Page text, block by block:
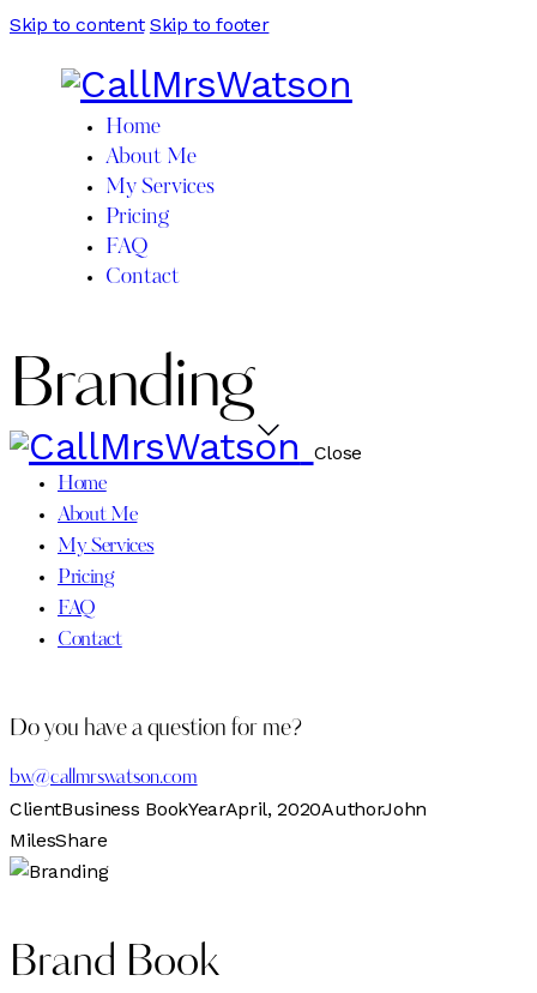
Skip to content Skip to footer
Home
About Me
My Services
Pricing
FAQ
Contact
Branding
Close
Home
About Me
My Services
Pricing
FAQ
Contact
Do you have a question for me?
bw@callmrswatson.com
ClientBusiness BookYearApril, 2020AuthorJohn
MilesShare
Brand Book